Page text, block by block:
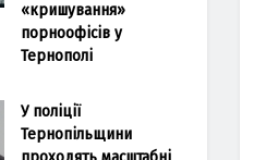
«кришування»
порноофісів у
Тернополі
У поліції
Тернопільщини